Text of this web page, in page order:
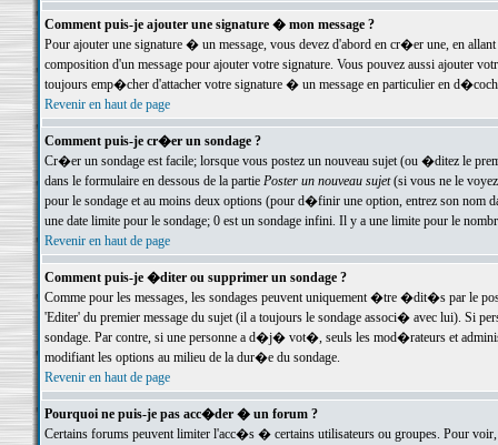
Comment puis-je ajouter une signature � mon message ?
Pour ajouter une signature � un message, vous devez d'abord en cr�er une, en
composition d'un message pour ajouter votre signature. Vous pouvez aussi ajouter
toujours emp�cher d'attacher votre signature � un message en particulier en
Revenir en haut de page
Comment puis-je cr�er un sondage ?
Cr�er un sondage est facile; lorsque vous postez un nouveau sujet (ou �ditez le
dans le formulaire en dessous de la partie Poster un nouveau sujet(si vous ne le voyez
pour le sondage et au moins deux options (pour d�finir une option, entrez son nom
une date limite pour le sondage; 0 est un sondage infini. Il y a une limite pour le
Revenir en haut de page
Comment puis-je �diter ou supprimer un sondage ?
Comme pour les messages, les sondages peuvent uniquement �tre �dit�s par le
'Editer' du premier message du sujet (il a toujours le sondage associ� avec lui). Si
sondage. Par contre, si une personne a d�j� vot�, seuls les mod�rateurs et
modifiant les options au milieu de la dur�e du sondage.
Revenir en haut de page
Pourquoi ne puis-je pas acc�der � un forum ?
Certains forums peuvent limiter l'acc�s � certains utilisateurs ou groupes. Pour